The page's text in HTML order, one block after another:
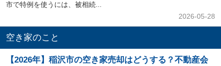
市で特例を使うには、被相続...
2026-05-28
空き家のこと
【2026年】稲沢市の空き家売却はどうする？不動産会